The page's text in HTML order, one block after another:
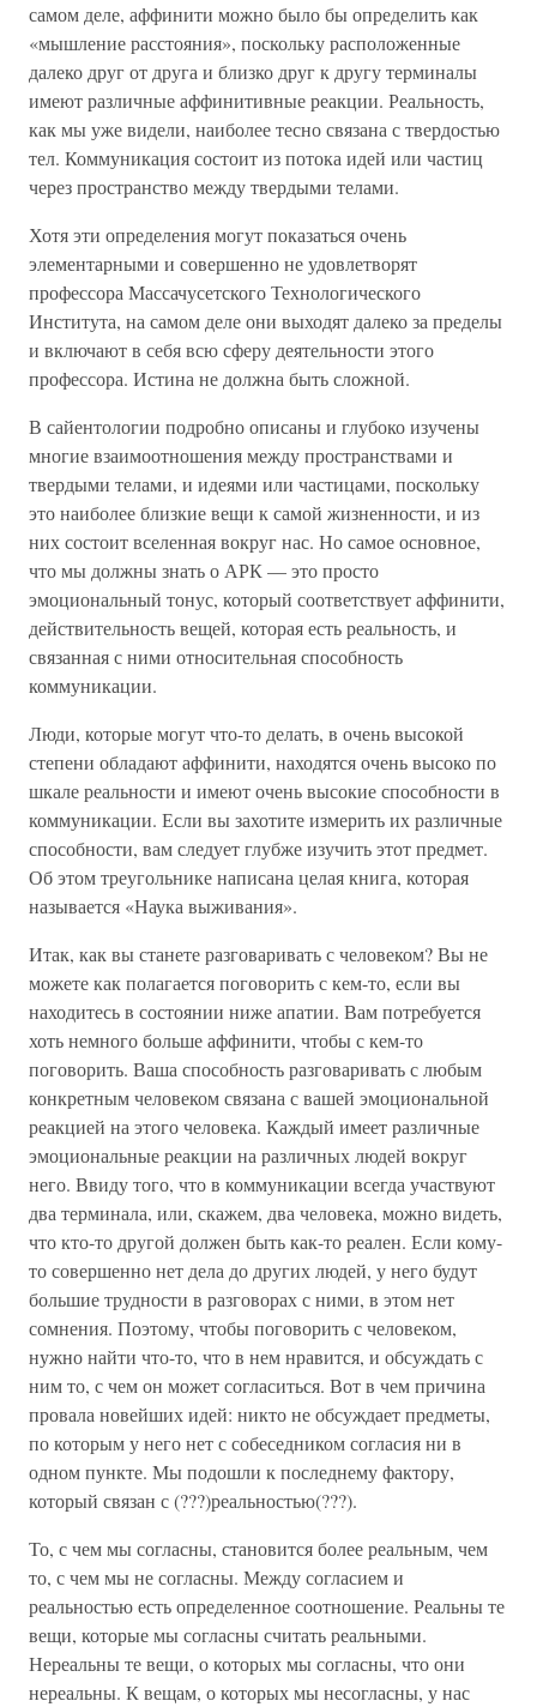
самом деле, аффинити можно было бы определить как
«мышление расстояния», поскольку расположенные
далеко друг от друга и близко друг к другу терминалы
имеют различные аффинитивные реакции. Реальность,
как мы уже видели, наиболее тесно связана с твердостью
тел. Коммуникация состоит из потока идей или частиц
через пространство между твердыми телами.
Хотя эти определения могут показаться очень
элементарными и совершенно не удовлетворят
профессора Массачусетского Технологического
Института, на самом деле они выходят далеко за пределы
и включают в себя всю сферу деятельности этого
профессора. Истина не должна быть сложной.
В сайентологии подробно описаны и глубоко изучены
многие взаимоотношения между пространствами и
твердыми телами, и идеями или частицами, поскольку
это наиболее близкие вещи к самой жизненности, и из
них состоит вселенная вокруг нас. Но самое основное,
что мы должны знать о АРК — это просто
эмоциональный тонус, который соответствует аффинити,
действительность вещей, которая есть реальность, и
связанная с ними относительная способность
коммуникации.
Люди, которые могут что-то делать, в очень высокой
степени обладают аффинити, находятся очень высоко по
шкале реальности и имеют очень высокие способности в
коммуникации. Если вы захотите измерить их различные
способности, вам следует глубже изучить этот предмет.
Об этом треугольнике написана целая книга, которая
называется «Наука выживания».
Итак, как вы станете разговаривать с человеком? Вы не
можете как полагается поговорить с кем-то, если вы
находитесь в состоянии ниже апатии. Вам потребуется
хоть немного больше аффинити, чтобы с кем-то
поговорить. Ваша способность разговаривать с любым
конкретным человеком связана с вашей эмоциональной
реакцией на этого человека. Каждый имеет различные
эмоциональные реакции на различных людей вокруг
него. Ввиду того, что в коммуникации всегда участвуют
два терминала, или, скажем, два человека, можно видеть,
что кто-то другой должен быть как-то реален. Если кому-
то совершенно нет дела до других людей, у него будут
большие трудности в разговорах с ними, в этом нет
сомнения. Поэтому, чтобы поговорить с человеком,
нужно найти что-то, что в нем нравится, и обсуждать с
ним то, с чем он может согласиться. Вот в чем причина
провала новейших идей: никто не обсуждает предметы,
по которым у него нет с собеседником согласия ни в
одном пункте. Мы подошли к последнему фактору,
который связан с (???)реальностью(???).
То, с чем мы согласны, становится более реальным, чем
то, с чем мы не согласны. Между согласием и
реальностью есть определенное соотношение. Реальны те
вещи, которые мы согласны считать реальными.
Нереальны те вещи, о которых мы согласны, что они
нереальны. К вещам, о которых мы несогласны, у нас